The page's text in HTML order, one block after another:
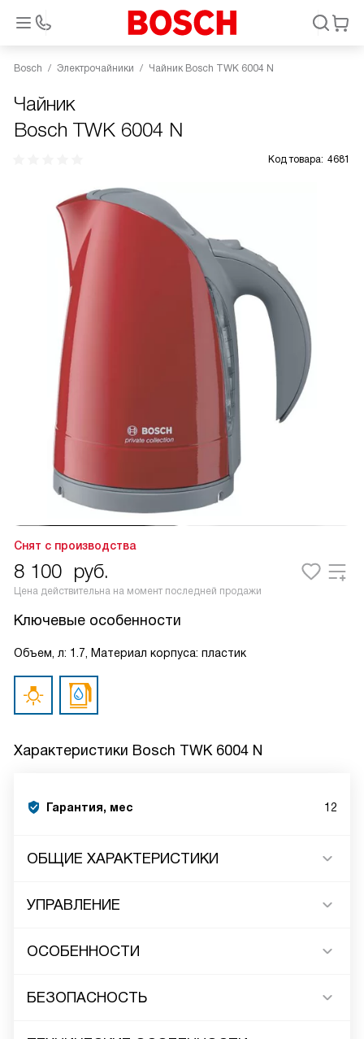
Bosch Электрочайники Чайник Bosch TWK 6004 N
Чайник
Bosch TWK 6004 N
Код товара: 4681
Снят с производства
8 100 руб.
Цена действительна на момент последней продажи
Ключевые особенности
Объем, л: 1.7, Материал корпуса: пластик
Характеристики Bosch TWK 6004 N
Гарантия, мес 12
ОБЩИЕ ХАРАКТЕРИСТИКИ
УПРАВЛЕНИЕ
ОСОБЕННОСТИ
БЕЗОПАСНОСТЬ